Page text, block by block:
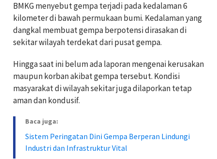
BMKG menyebut gempa terjadi pada kedalaman 6
kilometer di bawah permukaan bumi. Kedalaman yang
dangkal membuat gempa berpotensi dirasakan di
sekitar wilayah terdekat dari pusat gempa.
Hingga saat ini belum ada laporan mengenai kerusakan
maupun korban akibat gempa tersebut. Kondisi
masyarakat di wilayah sekitar juga dilaporkan tetap
aman dan kondusif.
Baca juga:
Sistem Peringatan Dini Gempa Berperan Lindungi
Industri dan Infrastruktur Vital